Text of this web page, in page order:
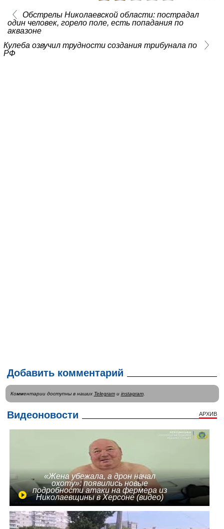
Обстрелы Николаевской области: пострадал
один человек, горело поле, есть попадания по
аквазоне
Кулеба озвучил трудности создания трибунала по
РФ
Добавить комментарий
Комментарии доступны в наших Telegramи instagram.
Видеоновости АРХИВ
«Жена убежала, а дрон начал
охоту»: появились новые
подробности атаки на фермера из
Николаевщины в Херсоне (видео)